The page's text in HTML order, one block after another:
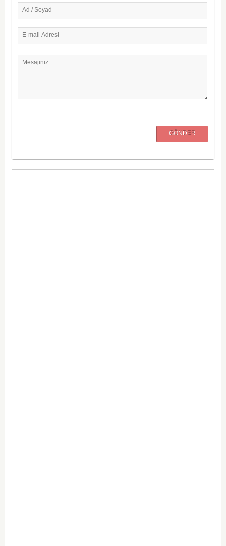
Ad / Soyad
E-mail Adresi
Mesajınız
GÖNDER